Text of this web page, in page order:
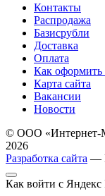
Контакты
Распродажа
Базисрубли
Доставка
Оплата
Как оформить
Карта сайта
Вакансии
Новости
© ООО «Интернет-
2026
Разработка сайта —
Как войти с Яндекс